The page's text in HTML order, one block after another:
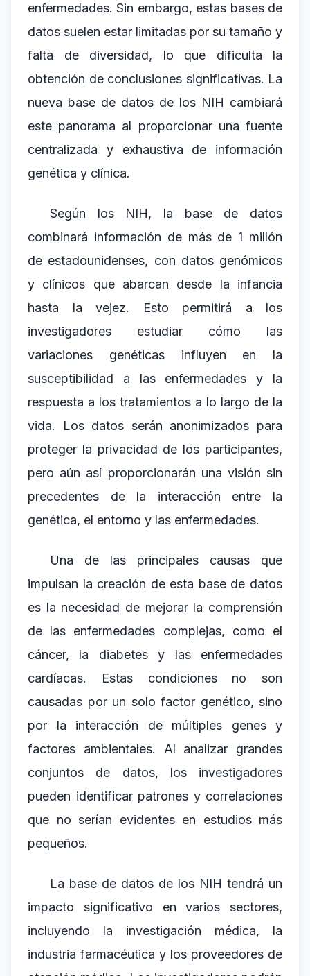
enfermedades. Sin embargo, estas bases de
datos suelen estar limitadas por su tamaño y
falta de diversidad, lo que dificulta la
obtención de conclusiones significativas. La
nueva base de datos de los NIH cambiará
este panorama al proporcionar una fuente
centralizada y exhaustiva de información
genética y clínica.
Según los NIH, la base de datos
combinará información de más de 1 millón
de estadounidenses, con datos genómicos
y clínicos que abarcan desde la infancia
hasta la vejez. Esto permitirá a los
investigadores estudiar cómo las
variaciones genéticas influyen en la
susceptibilidad a las enfermedades y la
respuesta a los tratamientos a lo largo de la
vida. Los datos serán anonimizados para
proteger la privacidad de los participantes,
pero aún así proporcionarán una visión sin
precedentes de la interacción entre la
genética, el entorno y las enfermedades.
Una de las principales causas que
impulsan la creación de esta base de datos
es la necesidad de mejorar la comprensión
de las enfermedades complejas, como el
cáncer, la diabetes y las enfermedades
cardíacas. Estas condiciones no son
causadas por un solo factor genético, sino
por la interacción de múltiples genes y
factores ambientales. Al analizar grandes
conjuntos de datos, los investigadores
pueden identificar patrones y correlaciones
que no serían evidentes en estudios más
pequeños.
La base de datos de los NIH tendrá un
impacto significativo en varios sectores,
incluyendo la investigación médica, la
industria farmacéutica y los proveedores de